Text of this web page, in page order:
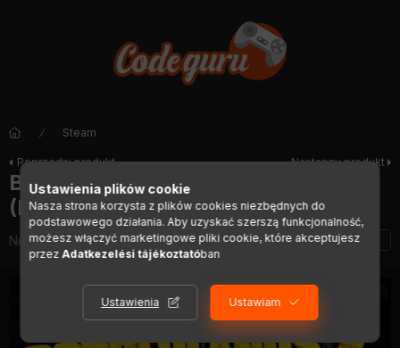
Steam
Poprzedni produkt Następny produkt
Borderlands 2 Psycho Pack (MAC)
(DLC)
Numer artykułu:DIGI01310
Ustawienia plików cookie
Nasza strona korzysta z plików cookies niezbędnych do
podstawowego działania. Aby uzyskać szerszą funkcjonalność,
możesz włączyć marketingowe pliki cookie, które akceptujesz
przezAdatkezelési tájékoztatóban
Ustawienia Ustawiam